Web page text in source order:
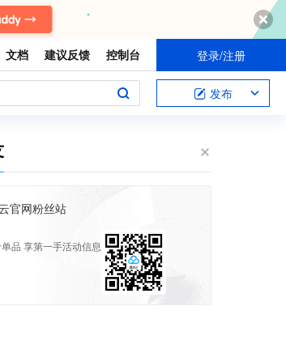
文档 建议反馈 控制台 登录/注册
发布
官网粉丝站
品 享第一手活动信息